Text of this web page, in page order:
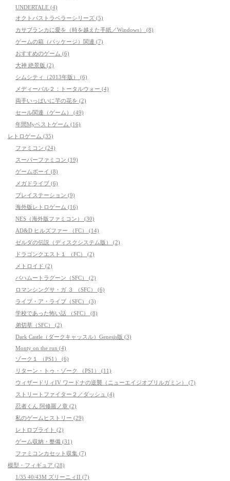
UNDERTALE (4)
オクトパストラベラーシリーズ (5)
カサブランカに愛を（時を越えた手紙／Windows） (8)
ゲームの箱（パッケージ）関連 (7)
おすすめのゲーム (6)
大神 絶景版 (2)
シムシティ（2013年版） (6)
メディーバル２：トータルウォー (4)
両手いっぱいに芋の花を (2)
セール関連（ゲーム） (49)
年間Myベストゲーム (16)
レトロゲーム (35)
ファミコン (24)
スーパーファミコン (19)
ゲームボーイ (8)
メガドライブ (6)
プレイステーション (9)
海外版レトロゲーム (16)
NES（海外版ファミコン） (30)
AD&D ヒルズファー （FC） (14)
ゼルダの伝説（ディスクシステム版） (2)
ドラゴンクエスト１ （FC） (2)
メトロイド (2)
バハムートラグーン（SFC） (2)
ロマンシングサ・ガ ３ （SFC） (6)
ライブ・ア・ライブ（SFC） (3)
学校であった怖い話 （SFC） (8)
弟切草（SFC） (2)
Dark Castle（ダークキャッスル）Genesis版 (3)
Monty on the run (4)
ゾーク１ （PS1） (6)
リターン・トゥ・ゾーク （PS1） (11)
ウィザードリィIV ワードナの逆襲（ニューエイジオブリルガミン） (7)
ストリートファイター２／ダッシュ (4)
忍者くん 阿修羅ノ章 (2)
私のゲームヒストリー (29)
レトロブライト (2)
ゲーム収納・整備 (31)
ファミコンカセット収集 (7)
模型・フィギュア (28)
1/35 40/43M ズリーニィII (7)